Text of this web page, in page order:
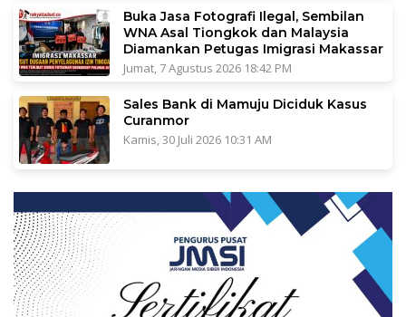
Buka Jasa Fotografi Ilegal, Sembilan
WNA Asal Tiongkok dan Malaysia
Diamankan Petugas Imigrasi Makassar
Jumat, 7 Agustus 2026 18:42 PM
Sales Bank di Mamuju Diciduk Kasus
Curanmor
Kamis, 30 Juli 2026 10:31 AM